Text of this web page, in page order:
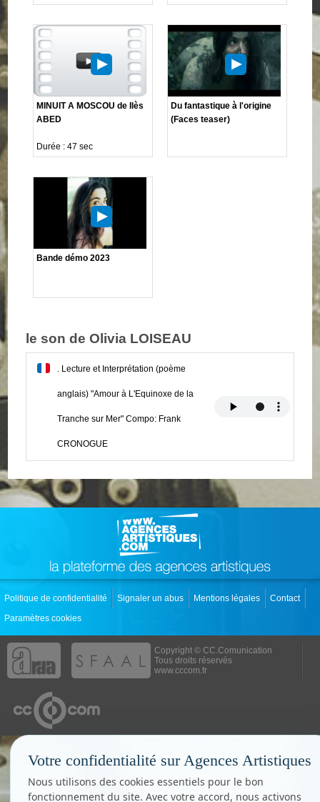
MINUIT A MOSCOU de Ilès
ABED
Durée : 47 sec
Du fantastique à l'origine
(Faces teaser)
Bande démo 2023
le son de Olivia LOISEAU
. Lecture et Interprétation (poème
anglais) "Amour à L'Equinoxe de la
Tranche sur Mer" Compo: Frank
CRONOGUE
Politique de confidentialité Signaler un abus Mentions légales
Contact
Paramètres cookies
Copyright © CC.Comunication
Tous droits réservés
www.cccom.fr
Votre confidentialité sur Agences Artistiques
Nous utilisons des cookies essentiels pour le bon
fonctionnement du site. Avec votre accord, nous activons